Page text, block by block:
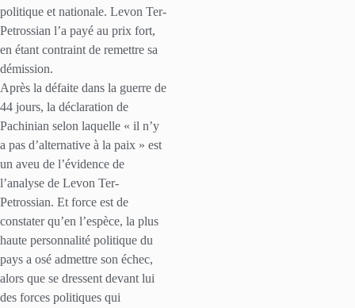
politique et nationale. Levon Ter-
Petrossian l’a payé au prix fort,
en étant contraint de remettre sa
démission.
Après la défaite dans la guerre de
44 jours, la déclaration de
Pachinian selon laquelle « il n’y
a pas d’alternative à la paix » est
un aveu de l’évidence de
l’analyse de Levon Ter-
Petrossian. Et force est de
constater qu’en l’espèce, la plus
haute personnalité politique du
pays a osé admettre son échec,
alors que se dressent devant lui
des forces politiques qui